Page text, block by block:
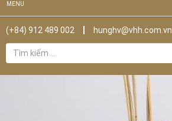
MENU
(+84) 912 489 002
hunghv@vhh.com.vn
Tìm
kiếm
cho: